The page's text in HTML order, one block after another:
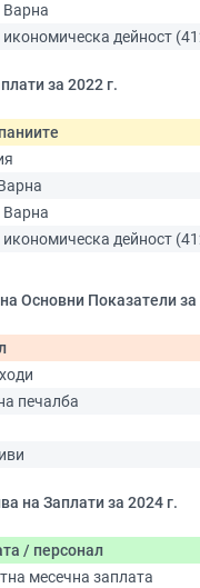
дейност
за 2022 г.
дейност
Основни Показатели за
печалба
на Заплати за 2024 г.
/ персонал
месечна заплата